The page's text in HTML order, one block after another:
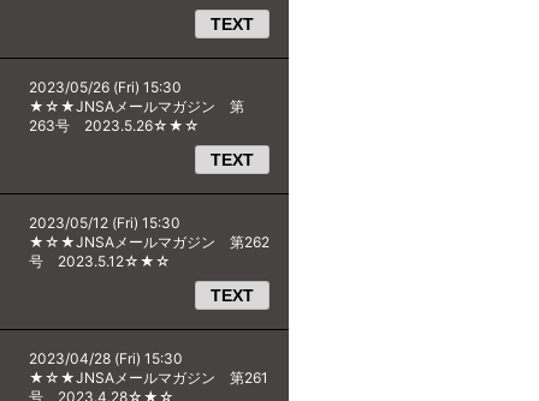
TEXT
2023/05/26 (Fri) 15:30
★☆★JNSAメールマガジン 第
263号 2023.5.26☆★☆
TEXT
2023/05/12 (Fri) 15:30
★☆★JNSAメールマガジン 第262
号 2023.5.12☆★☆
TEXT
2023/04/28 (Fri) 15:30
★☆★JNSAメールマガジン 第261
号 2023.4.28☆★☆